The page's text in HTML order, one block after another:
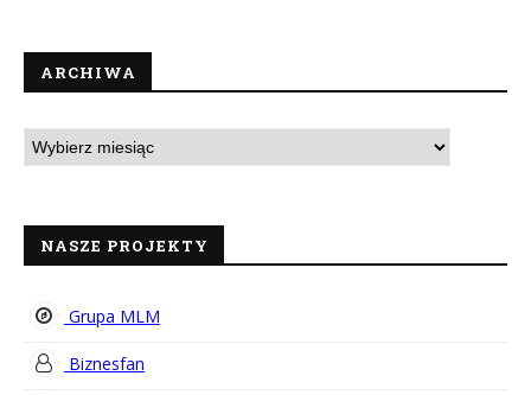
ARCHIWA
NASZE PROJEKTY
Grupa MLM
Biznesfan